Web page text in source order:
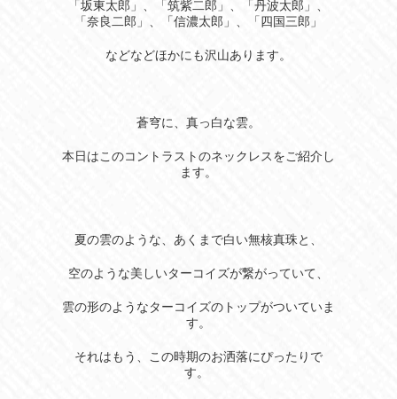
「坂東太郎」、「筑紫二郎」、「丹波太郎」、
「奈良二郎」、「信濃太郎」、「四国三郎」
などなどほかにも沢山あります。
蒼穹に、真っ白な雲。
本日はこのコントラストのネックレスをご紹介し
ます。
夏の雲のような、あくまで白い無核真珠と、
空のような美しいターコイズが繋がっていて、
雲の形のようなターコイズのトップがついていま
す。
それはもう、この時期のお洒落にぴったりで
す。